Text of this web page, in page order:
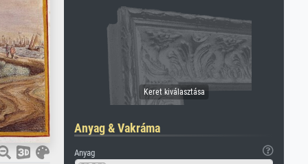
Anyag & Vakráma
Anyag